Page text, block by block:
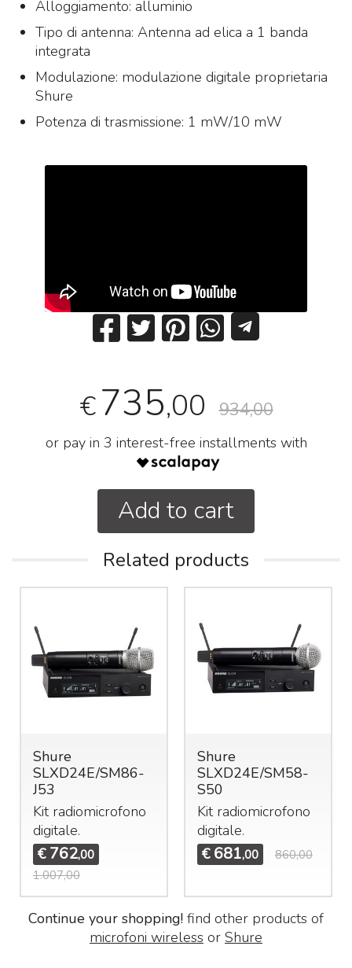
Alloggiamento: alluminio
Tipo di antenna: Antenna ad elica a 1 banda
integrata
Modulazione: modulazione digitale proprietaria
Shure
Potenza di trasmissione: 1 mW/10 mW
€735,00 934,00
or pay in 3 interest-free installments with
Add to cart
Related products
Shure
SLXD24E/SM86-
J53
Kit radiomicrofono
digitale.
€ 762,00
1.007,00
Shure
SLXD24E/SM58-
S50
Kit radiomicrofono
digitale.
€ 681,00 860,00
Continue your shopping! find other products of
microfoni wireless or Shure